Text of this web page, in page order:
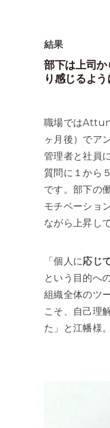
結果
部下は上司か
り感じるよ
職場では
ヶ月後）でア
管理者と社員
質問に１から
です。部下の
モチベーショ
ながら上昇し
「個人に応じ
という目的へ
組織全体のツ
こそ、自己理
た」と江幡様。